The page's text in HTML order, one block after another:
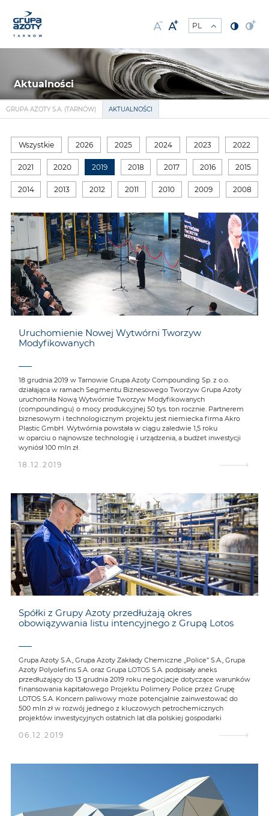
Aktualności
GRUPA AZOTY S.A. (TARNÓW) AKTUALNOŚCI
Wszystkie 2026 2025 2024 2023 2022
2021 2020 2019 2018 2017 2016 2015
2014 2013 2012 2011 2010 2009 2008
Uruchomienie Nowej Wytwórni Tworzyw
Modyfikowanych
18 grudnia 2019 w Tarnowie Grupa Azoty Compounding Sp. z o.o.
działająca w ramach Segmentu Biznesowego Tworzyw Grupa Azoty
uruchomiła Nową Wytwórnie Tworzyw Modyfikowanych
(compoundingu) o mocy produkcyjnej 50 tys. ton rocznie. Partnerem
biznesowym i technologicznym projektu jest niemiecka firma Akro
Plastic GmbH. Wytwórnia powstała w ciągu zaledwie 1,5 roku
w oparciu o najnowsze technologię i urządzenia, a budżet inwestycji
wyniósł 100 mln zł.
18.12.2019
Spółki z Grupy Azoty przedłużają okres
obowiązywania listu intencyjnego z Grupą Lotos
Grupa Azoty S.A., Grupa Azoty Zakłady Chemiczne „Police” S.A., Grupa
Azoty Polyolefins S.A. oraz Grupa LOTOS S.A. podpisały aneks
przedłużający do 13 grudnia 2019 roku negocjacje dotyczące warunków
finansowania kapitałowego Projektu Polimery Police przez Grupę
LOTOS S.A. Koncern paliwowy może potencjalnie zainwestować do
500 mln zł w rozwój jednego z kluczowych petrochemicznych
projektów inwestycyjnych ostatnich lat dla polskiej gospodarki
06.12.2019